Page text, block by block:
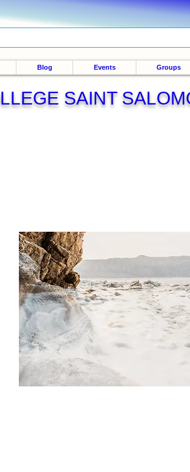
Blog Events Groups
SAINT